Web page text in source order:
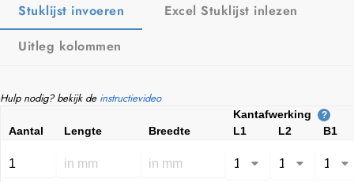
Stuklijst invoeren
Excel Stuklijst inlezen
Uitleg kolommen
Hulp nodig? bekijk de instructievideo
Kantafwerking ?
Aantal Lengte Breedte L1 L2 B1